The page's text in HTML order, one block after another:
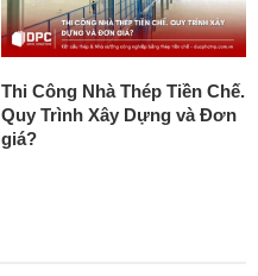
Thi Công Nhà Thép Tiền Chế.
Quy Trình Xây Dựng và Đơn
giá?